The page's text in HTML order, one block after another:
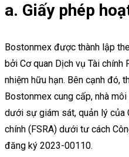
a. Giấy phép
Bostonmex được thành lập
bởi Cơ quan Dịch vụ Tài
nhiệm hữu hạn. Bên cạnh đó,
Bostonmex cung cấp, nhà
dưới sự giám sát, quản lý của
chính (FSRA) dưới tư cách
đăng ký 2023-00110.